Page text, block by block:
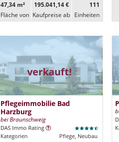
47,34 m²
Fläche von
195.041,14 €
Kaufpreise ab
111
Ein­heiten
verkauft!
Pflegeimmobilie Bad
Harzburg
bei Braunschweig
DAS Immo Rating
Kategorien
Pflege, Neubau